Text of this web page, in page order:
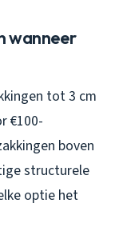
wanneer
tot 3 cm
€100-
boven
structurele
optie het